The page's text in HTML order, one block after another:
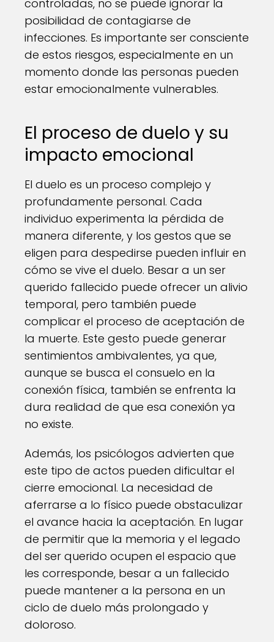
controladas, no se puede ignorar la
posibilidad de contagiarse de
infecciones. Es importante ser consciente
de estos riesgos, especialmente en un
momento donde las personas pueden
estar emocionalmente vulnerables.
El proceso de duelo y su
impacto emocional
El duelo es un proceso complejo y
profundamente personal. Cada
individuo experimenta la pérdida de
manera diferente, y los gestos que se
eligen para despedirse pueden influir en
cómo se vive el duelo. Besar a un ser
querido fallecido puede ofrecer un alivio
temporal, pero también puede
complicar el proceso de aceptación de
la muerte. Este gesto puede generar
sentimientos ambivalentes, ya que,
aunque se busca el consuelo en la
conexión física, también se enfrenta la
dura realidad de que esa conexión ya
no existe.
Además, los psicólogos advierten que
este tipo de actos pueden dificultar el
cierre emocional. La necesidad de
aferrarse a lo físico puede obstaculizar
el avance hacia la aceptación. En lugar
de permitir que la memoria y el legado
del ser querido ocupen el espacio que
les corresponde, besar a un fallecido
puede mantener a la persona en un
ciclo de duelo más prolongado y
doloroso.